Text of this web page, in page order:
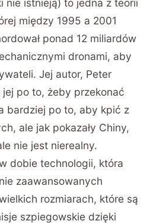
nie istnieją) to jedna z teorii
między 1995 a 2001
ponad 12 miliardów
dronami, aby
Jej autor, Peter
jej po to, żeby przekonać
bardziej po to, aby kpić z
ale jak pokazały Chiny,
nie jest nierealny.
dobie technologii, która
zaawansowanych
rozmiarach, które są
szpiegowskie dzięki